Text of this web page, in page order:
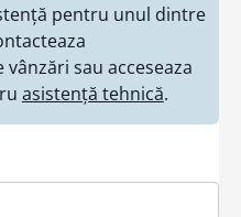
pentru unul dintre
sau acceseaza
asistență tehnică.